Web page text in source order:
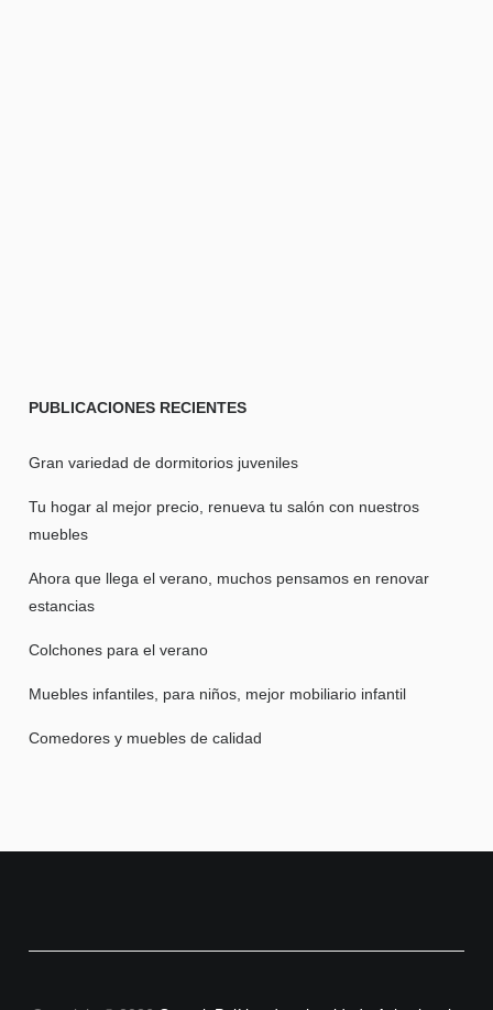
PUBLICACIONES RECIENTES
Gran variedad de dormitorios juveniles
Tu hogar al mejor precio, renueva tu salón con nuestros
muebles
Ahora que llega el verano, muchos pensamos en renovar
estancias
Colchones para el verano
Muebles infantiles, para niños, mejor mobiliario infantil
Comedores y muebles de calidad